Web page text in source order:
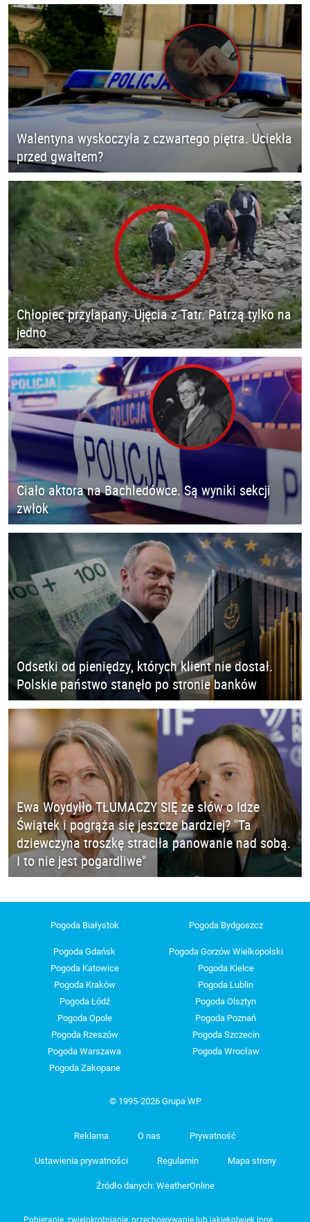
Walentyna wyskoczyła z czwartego piętra. Uciekła
przed gwałtem?
Chłopiec przyłapany. Ujęcia z Tatr. Patrzą tylko na
jedno
Ciało aktora na Bachledówce. Są wyniki sekcji
zwłok
Odsetki od pieniędzy, których klient nie dostał.
Polskie państwo stanęło po stronie banków
Ewa Woydyłło TŁUMACZY SIĘ ze słów o Idze
Świątek i pogrąża się jeszcze bardziej? "Ta
dziewczyna troszkę straciła panowanie nad sobą.
I to nie jest pogardliwe"
Pogoda Białystok Pogoda Bydgoszcz
Pogoda Gdańsk
Pogoda Gorzów Wielkopolski
Pogoda Katowice
Pogoda Kielce
Pogoda Kraków
Pogoda Lublin
Pogoda Łódź
Pogoda Olsztyn
Pogoda Opole
Pogoda Poznań
Pogoda Rzeszów
Pogoda Szczecin
Pogoda Warszawa
Pogoda Wrocław
Pogoda Zakopane
© 1995-2026 Grupa WP
Reklama O nas Prywatność
Ustawienia prywatności Regulamin Mapa strony
Źródło danych: WeatherOnline
Pobieranie, zwielokrotnianie, przechowywanie lub jakiekolwiek inne